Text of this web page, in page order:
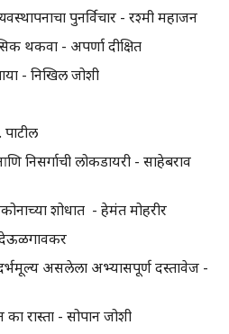
पुनर्विचार - रश्मी महाजन
थकवा - अपर्णा दीक्षित
- निखिल जोशी
पाटील
निसर्गाची लोकडायरी - साहेबराव
शोधात - हेमंत मोहरीर
असलेला अभ्यासपूर्ण दस्तावेज -
रास्ता - सोपान जोशी